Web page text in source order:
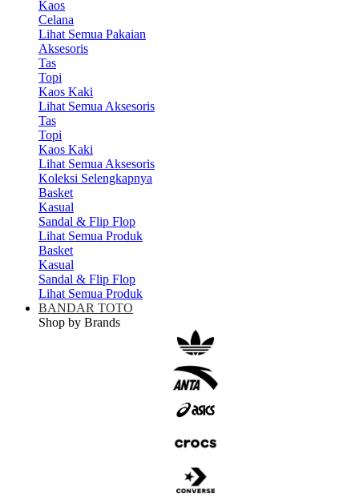
Kaos
Celana
Lihat Semua Pakaian
Aksesoris
Tas
Topi
Kaos Kaki
Lihat Semua Aksesoris
Tas
Topi
Kaos Kaki
Lihat Semua Aksesoris
Koleksi Selengkapnya
Basket
Kasual
Sandal & Flip Flop
Lihat Semua Produk
Basket
Kasual
Sandal & Flip Flop
Lihat Semua Produk
BANDAR TOTO
Shop by Brands